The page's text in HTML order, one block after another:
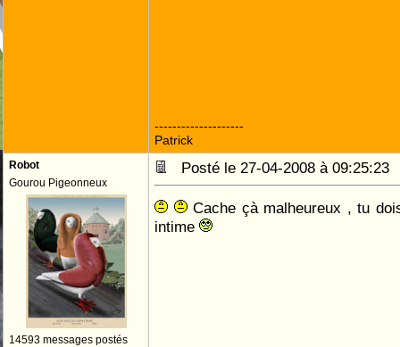
--------------------
Patrick
Robot
Gourou Pigeonneux
14593 messages postés
Posté le 27-04-2008 à
Cache çà malheureux , tu
intime